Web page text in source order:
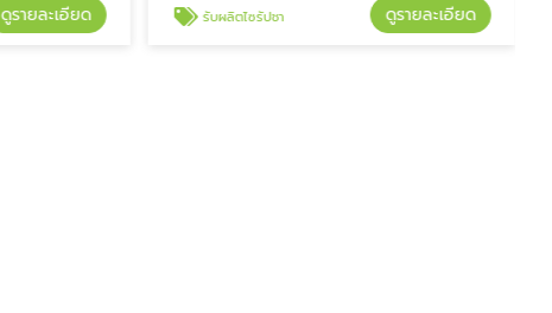
ดูรายละเอียด รับผลิตไซรัปชา ดูรายละเอียด